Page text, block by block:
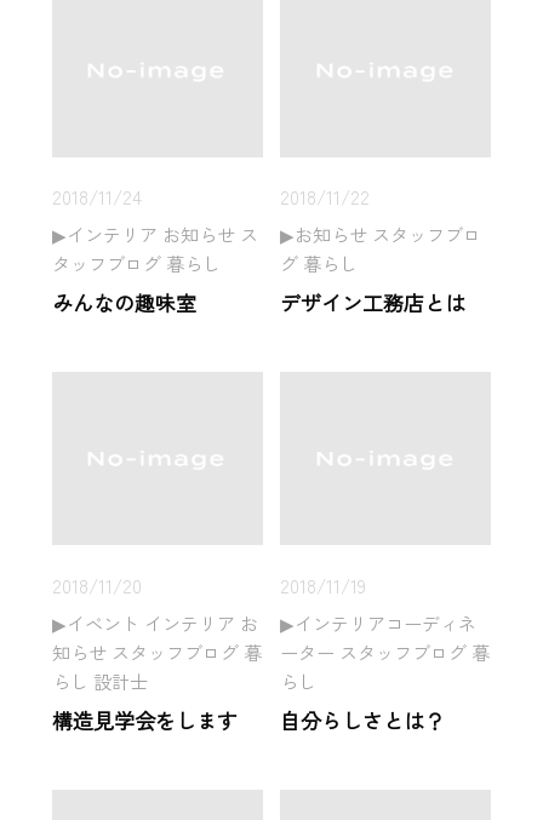
2018/11/24
インテリア お知らせ ス
タッフブログ 暮らし
みんなの趣味室
2018/11/22
お知らせ スタッフブロ
グ 暮らし
デザイン工務店とは
2018/11/20
イベント インテリア お
知らせ スタッフブログ 暮
らし 設計士
構造見学会をします
2018/11/19
インテリアコーディネ
ーター スタッフブログ 暮
らし
自分らしさとは？